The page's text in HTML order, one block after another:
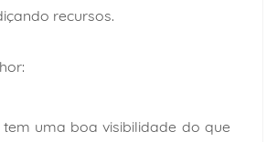
recursos.
uma boa visibilidade do que